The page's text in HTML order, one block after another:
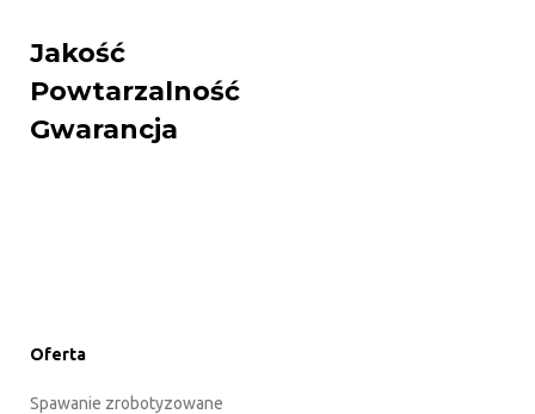
Jakość
Powtarzalność
Gwarancja
Oferta
Spawanie zrobotyzowane